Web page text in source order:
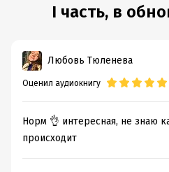
I часть, в
Любовь Тюленева
Оценил аудиокнигу
Норм 👌 интересная, не знаю
происходит